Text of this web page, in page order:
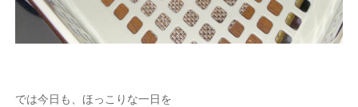
では今日も、ほっこりな一日を